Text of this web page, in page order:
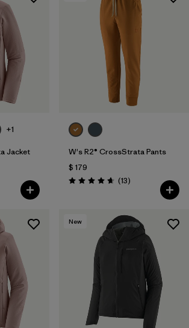
+1
Jacket
W's R2® CrossStrata Pants
$ 179
Valoración: 4.7 / 5
(13Comentarios
)
New